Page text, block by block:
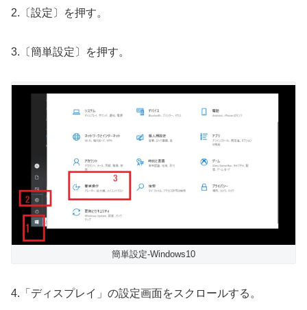
2.〔設定〕を押す。
3.〔簡単設定〕を押す。
簡単設定-Windows10
4.「ディスプレイ」の設定画面をスクロールする。